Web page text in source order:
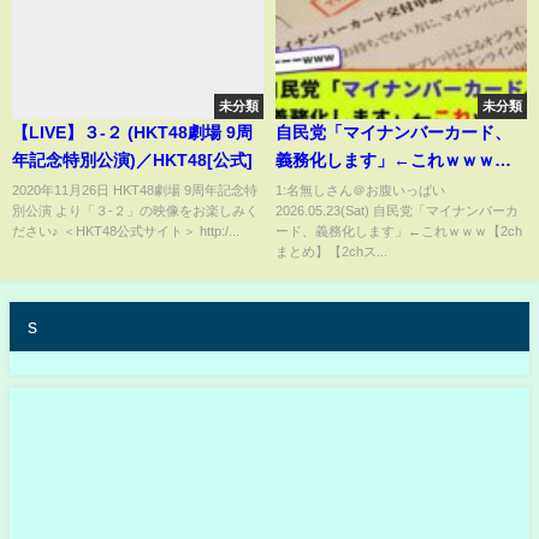
未分類
【LIVE】３-２ (HKT48劇場 9周
年記念特別公演)／HKT48[公式]
2020年11月26日 HKT48劇場 9周年記念特
別公演 より「３-２」の映像をお楽しみく
ださい♪ ＜HKT48公式サイト＞ http:/...
未分類
自民党「マイナンバーカード、
義務化します」←これｗｗｗ
【2chまとめ】【2chスレ】
【5chスレ】
1:名無しさん＠お腹いっぱい
2026.05.23(Sat) 自民党「マイナンバーカ
ード、義務化します」←これｗｗｗ【2ch
まとめ】【2chス...
s